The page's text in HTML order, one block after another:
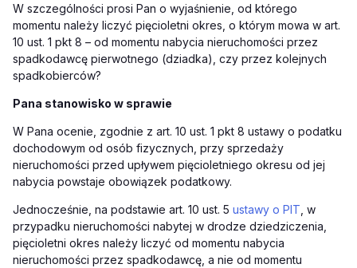
W szczególności prosi Pan o wyjaśnienie, od którego
momentu należy liczyć pięcioletni okres, o którym mowa w art.
10 ust. 1 pkt 8 – od momentu nabycia nieruchomości przez
spadkodawcę pierwotnego (dziadka), czy przez kolejnych
spadkobierców?
Pana stanowisko w sprawie
W Pana ocenie, zgodnie z art. 10 ust. 1 pkt 8 ustawy o podatku
dochodowym od osób fizycznych, przy sprzedaży
nieruchomości przed upływem pięcioletniego okresu od jej
nabycia powstaje obowiązek podatkowy.
Jednocześnie, na podstawie art. 10 ust. 5 ustawy o PIT , w
przypadku nieruchomości nabytej w drodze dziedziczenia,
pięcioletni okres należy liczyć od momentu nabycia
nieruchomości przez spadkodawcę, a nie od momentu